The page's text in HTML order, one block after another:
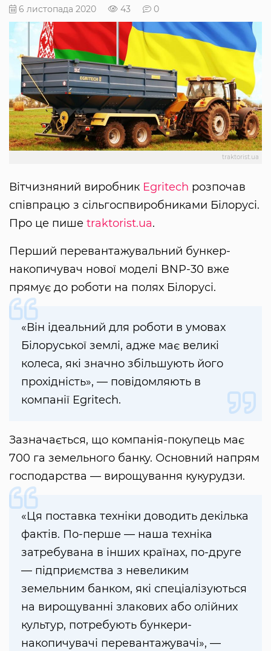
6 листопада 2020 43 0
traktorist.ua
Вітчизняний виробник Egritech розпочав
співпрацю з сільгоспвиробниками Білорусі.
Про це пише traktorist.ua.
Перший перевантажувальний бункер-
накопичувач нової моделі BNP-30 вже
прямує до роботи на полях Білорусі.
«Він ідеальний для роботи в умовах
Білоруської землі, адже має великі
колеса, які значно збільшують його
прохідність», — повідомляють в
компанії Egritech.
Зазначається, що компанія-покупець має
700 га земельного банку. Основний напрям
господарства — вирощування кукурудзи.
«Ця поставка техніки доводить декілька
фактів. По-перше — наша техніка
затребувана в інших країнах, по-друге
— підприємства з невеликим
земельним банком, які спеціалізуються
на вирощуванні злакових або олійних
культур, потребують бункери-
накопичувачі перевантажувачі», —